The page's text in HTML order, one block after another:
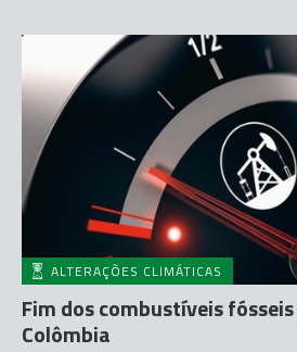
ALTERAÇÕES CLIMÁTICAS
Fim dos combustíveis
Colômbia